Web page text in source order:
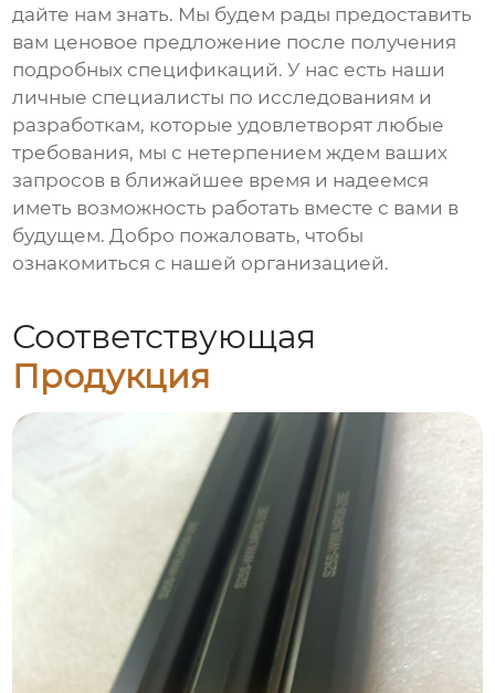
дайте нам знать. Мы будем рады предоставить
вам ценовое предложение после получения
подробных спецификаций. У нас есть наши
личные специалисты по исследованиям и
разработкам, которые удовлетворят любые
требования, мы с нетерпением ждем ваших
запросов в ближайшее время и надеемся
иметь возможность работать вместе с вами в
будущем. Добро пожаловать, чтобы
ознакомиться с нашей организацией.
Соответствующая
Продукция